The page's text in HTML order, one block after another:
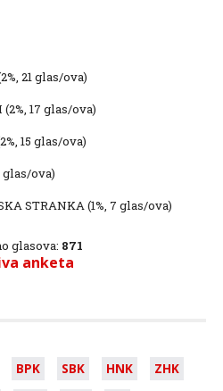
21 glas/ova)
(2%, 17 glas/ova)
15 glas/ova)
glas/ova)
STRANKA(1%, 7 glas/ova)
glasova: 871
anketa
BPK SBK HNK
ZHK